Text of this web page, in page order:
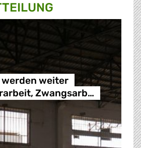
weiter
Zwangsarb…